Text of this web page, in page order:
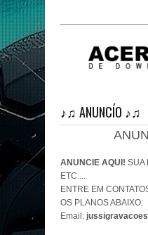
♪♫ ANUNCÍO ♪♫
ANUNCIE AQUI! SUA
ETC....
ENTRE EM
OS PLANOS ABAIXO:
Email: